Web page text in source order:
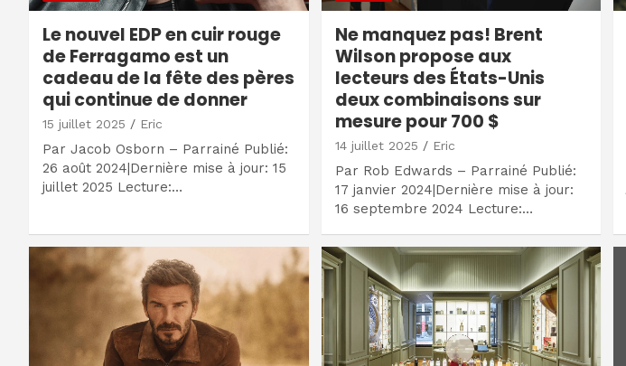
Le nouvel EDP en cuir rouge
de Ferragamo est un
cadeau de la fête des pères
qui continue de donner
15 juillet 2025 Eric
Par Jacob Osborn – Parrainé Publié:
26 août 2024|Dernière mise à jour: 15
juillet 2025 Lecture:…
Ne manquez pas! Brent
Wilson propose aux
lecteurs des États-Unis
deux combinaisons sur
mesure pour 700 $
14 juillet 2025 Eric
Par Rob Edwards – Parrainé Publié:
17 janvier 2024|Dernière mise à jour:
16 septembre 2024 Lecture:…